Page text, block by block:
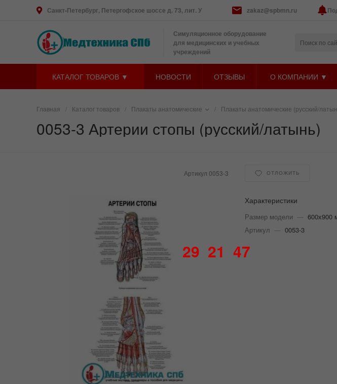
Санкт-Петербург, Петергофское шоссе д. 73, лит. У zakaz@spbmn.ru
Симуляционное оборудование
для медицинских и учебных
учреждений
КАТАЛОГ ТОВАРОВ ▼ НОВОСТИ ОТЗЫВЫ О КОМПАНИИ ▼
Главная / Каталог товаров / Плакаты анатомические / Плакаты анатомические (русский/
0053-3 Артерии стопы (русский/латынь)
Артикул 0053-3 ОТЛОЖИТЬ
Характеристики
Размер модели — 600х900
Артикул — 0053-3
29 21 47